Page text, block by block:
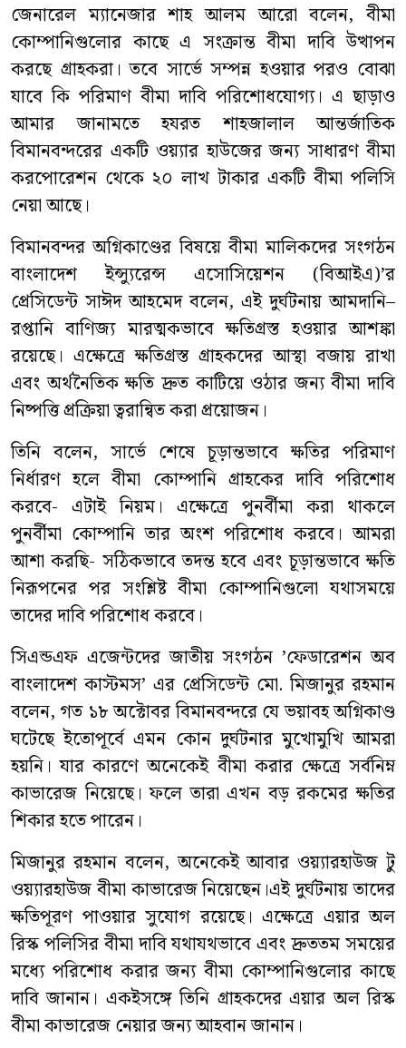
জেনারেল ম্যানেজার শাহ আলম আরো বলেন, বীমা
কোম্পানিগুলোর কাছে এ সংক্রান্ত বীমা দাবি উত্থাপন
করছে গ্রাহকরা। তবে সার্ভে সম্পন্ন হওয়ার পরও বোঝা
যাবে কি পরিমাণ বীমা দাবি পরিশোধযোগ্য। এ ছাড়াও
আমার জানামতে হযরত শাহজালাল আন্তর্জাতিক
বিমানবন্দরের একটি ওয়্যার হাউজের জন্য সাধারণ বীমা
করপোরেশন থেকে ২০ লাখ টাকার একটি বীমা পলিসি
নেয়া আছে।
বিমানবন্দর অগ্নিকাণ্ডের বিষয়ে বীমা মালিকদের সংগঠন
বাংলাদেশ ইন্স্যুরেন্স এসোসিয়েশন (বিআইএ)’র
প্রেসিডেন্ট সাঈদ আহমেদ বলেন, এই দুর্ঘটনায় আমদানি–
রপ্তানি বাণিজ্য মারত্মকভাবে ক্ষতিগ্রস্ত হওয়ার আশঙ্কা
রয়েছে। এক্ষেত্রে ক্ষতিগ্রস্ত গ্রাহকদের আস্থা বজায় রাখা
এবং অর্থনৈতিক ক্ষতি দ্রুত কাটিয়ে ওঠার জন্য বীমা দাবি
নিষ্পত্তি প্রক্রিয়া ত্বরান্বিত করা প্রয়োজন।
তিনি বলেন, সার্ভে শেষে চূড়ান্তভাবে ক্ষতির পরিমাণ
নির্ধারণ হলে বীমা কোম্পানি গ্রাহকের দাবি পরিশোধ
করবে- এটাই নিয়ম। এক্ষেত্রে পুনর্বীমা করা থাকলে
পুনর্বীমা কোম্পানি তার অংশ পরিশোধ করবে। আমরা
আশা করছি- সঠিকভাবে তদন্ত হবে এবং চূড়ান্তভাবে ক্ষতি
নিরূপনের পর সংশ্লিষ্ট বীমা কোম্পানিগুলো যথাসময়ে
তাদের দাবি পরিশোধ করবে।
সিএন্ডএফ এজেন্টদের জাতীয় সংগঠন ’ফেডারেশন অব
বাংলাদেশ কাস্টমস’ এর প্রেসিডেন্ট মো. মিজানুর রহমান
বলেন, গত ১৮ অক্টোবর বিমানবন্দরে যে ভয়াবহ অগ্নিকাণ্ড
ঘটেছে ইতোপূর্বে এমন কোন দুর্ঘটনার মুখোমুখি আমরা
হয়নি। যার কারণে অনেকেই বীমা করার ক্ষেত্রে সর্বনিম্ন
কাভারেজ নিয়েছে। ফলে তারা এখন বড় রকমের ক্ষতির
শিকার হতে পারেন।
মিজানুর রহমান বলেন, অনেকেই আবার ওয়্যারহাউজ টু
ওয়্যারহাউজ বীমা কাভারেজ নিয়েছেন।এই দুর্ঘটনায় তাদের
ক্ষতিপূরণ পাওয়ার সুযোগ রয়েছে। এক্ষেত্রে এয়ার অল
রিস্ক পলিসির বীমা দাবি যথাযথভাবে এবং দ্রুততম সময়ের
মধ্যে পরিশোধ করার জন্য বীমা কোম্পানিগুলোর কাছে
দাবি জানান। একইসঙ্গে তিনি গ্রাহকদের এয়ার অল রিস্ক
বীমা কাভারেজ নেয়ার জন্য আহবান জানান।